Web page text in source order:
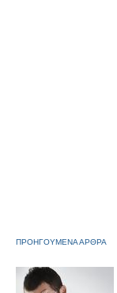
ΠΡΟΗΓΟΥΜΕΝΑ ΑΡΘΡΑ